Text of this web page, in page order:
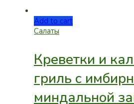
Add to cart
Салаты
Креветки и
гриль с
миндальной